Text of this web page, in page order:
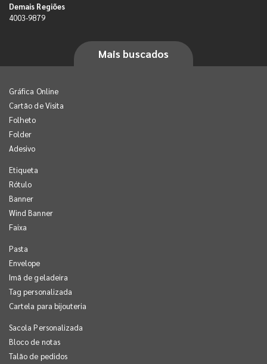
Demais Regiões
4003-9879
Mais buscados
Gráfica Online
Cartão de Visita
Folheto
Folder
Adesivo
Etiqueta
Rótulo
Banner
Wind Banner
Faixa
Pasta
Envelope
Imã de geladeira
Tag personalizada
Cartela para bijouteria
Sacola Personalizada
Bloco de notas
Talão de pedidos